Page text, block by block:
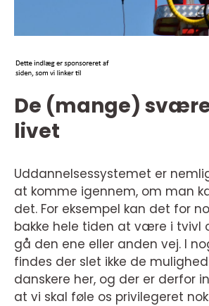
De (mange)
livet
Uddannelsessystemet er
at komme igennem, om man
det. For eksempel kan det for
bakke hele tiden at være i tvivl
gå den ene eller anden vej. I
findes der slet ikke de
danskere her, og der er derfor
at vi skal føle os privilegeret